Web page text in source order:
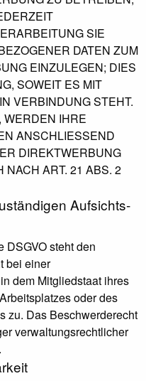
SIE
DATEN ZUM
EINZULEGEN; DIES
SOWEIT ES MIT
VERBINDUNG STEHT.
IHRE
ANSCHLIESSEND
DIREKTWERBUNG
ART. 21 ABS. 2
Aufsichts­
DSGVO steht den
bei einer
dem Mitgliedstaat ihres
oder des
zu. Das Beschwerderecht
verwaltungsrechtlicher